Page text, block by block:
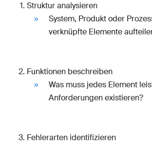
Struktur analysieren
System, Produkt oder
verknüpfte Elemente
Funktionen beschreiben
Was muss jedes Element
Anforderungen existieren?
Fehlerarten identifizieren